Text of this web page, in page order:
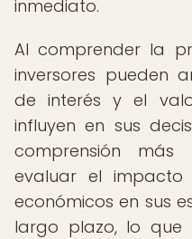
inmediato.
Al comprender la
inversores pueden
de interés y el
influyen en sus
comprensión
evaluar el impacto
económicos en sus
largo plazo, lo que